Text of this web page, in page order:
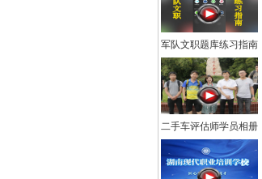
军队文职题库练习指南
二手车评估师学员相册
_中华汽车网校